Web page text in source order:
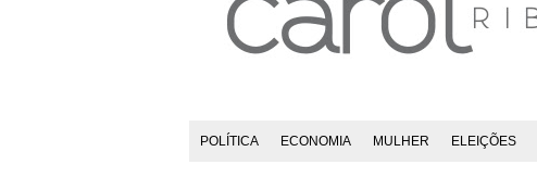
POLÍTICA ECONOMIA MULHER ELEIÇÕES